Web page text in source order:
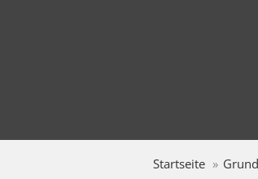
Startseite